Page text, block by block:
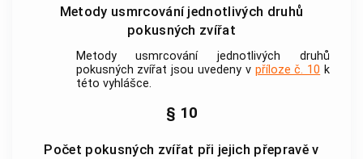
Metody usmrcování jednotlivých druhů
pokusných zvířat
Metody usmrcování jednotlivých druhů
pokusných zvířat jsou uvedeny v příloze č. 10 k
této vyhlášce.
§ 10
Počet pokusných zvířat při jejich přepravě v